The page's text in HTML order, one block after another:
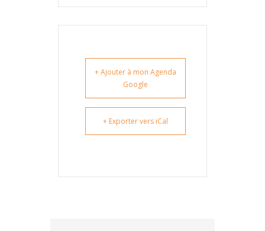
+ Ajouter à mon Agenda
Google
+ Exporter vers iCal